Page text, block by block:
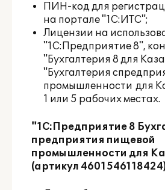
ПИН-код для
на портале "1С:ИТС";
Лицензии на
"1С:Предприятие 8",
"Бухгалтерия 8 для
"Бухгалтерия
промышленности для
1 или 5 рабочих местах.
"1С:Предприятие 8
предприятия пищевой
промышленности для
(артикул